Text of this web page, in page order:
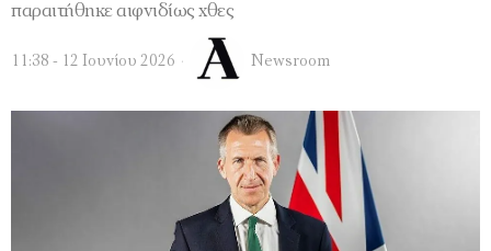
παραιτήθηκε αιφνιδίως χθες
11:38 - 12 Ιουνίου 2026 Newsroom